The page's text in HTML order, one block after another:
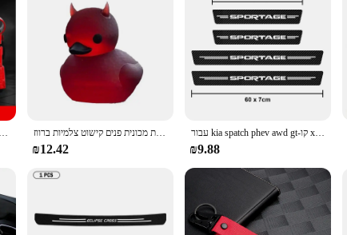
רכב שקע 2t משק בית נייד יד-מדורג הידראולי שקע אנכי רכב הידראולי קישוט ברווז לילית 'השטן ברווזי מסתורית מכונית פנים קישוט צלמיות ברווז
₪12.42
עבור kia spatch phev awd gt-קו x-קו חגב מכונית תא מטען צלחת סיבי פחמן מגן מדבקת אחורי אחורי אנטי שריטה
₪9.88